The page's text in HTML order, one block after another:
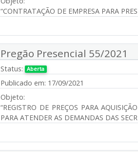
“CONTRATAÇÃO DE EMPRESA PARA
Pregão Presencial 55/2021
Status: Aberta
Publicado em: 17/09/2021
Objeto:
“REGISTRO DE PREÇOS PARA
PARA ATENDER AS DEMANDAS DAS